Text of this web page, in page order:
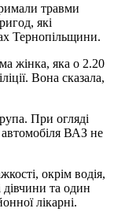
травми
які
Тернопільщини.
жінка, яка о 2.20
Вона сказала,
При огляді
автомобіля ВАЗ не
окрім водія,
та один
лікарні.